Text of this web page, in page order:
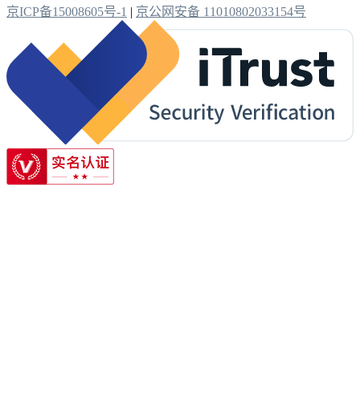
京ICP备15008605号-1 | 京公网安备 11010802033154号